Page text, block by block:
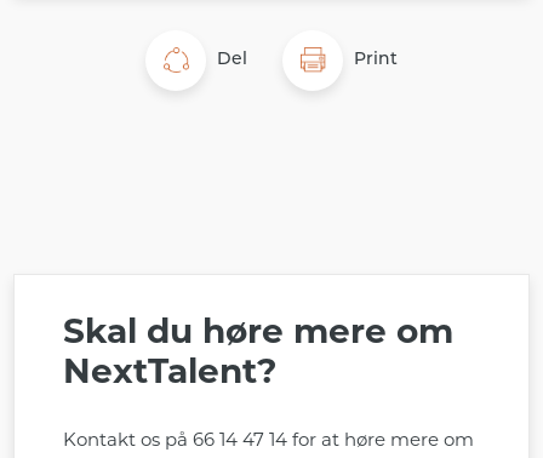
Del Print
Skal du høre mere om
NextTalent?
Kontakt os på 66 14 47 14 for at høre mere om